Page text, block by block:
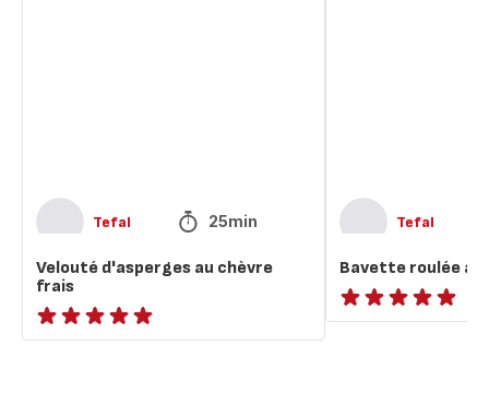
Tefal 25min
Velouté d'asperges au chèvre
frais
ratings.NaN
Tefal
Bavette roulée
ratings.NaN